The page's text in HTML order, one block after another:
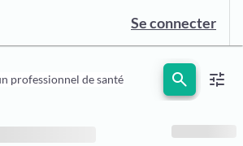
Se connecter
professionnel de santé search tune